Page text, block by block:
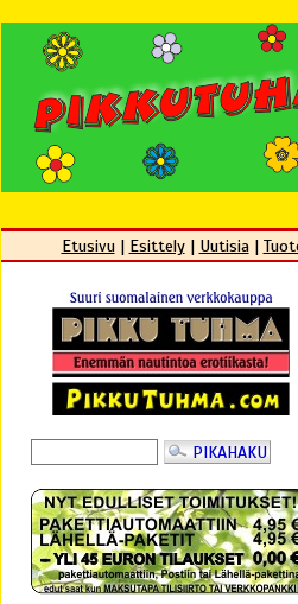
Etusivu| Esittely| Uutisia|